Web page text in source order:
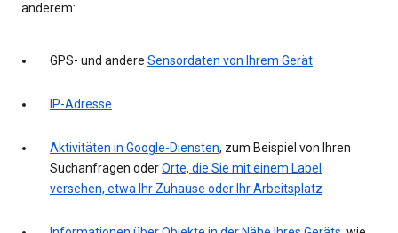
anderem:
GPS- und andere Sensordaten von Ihrem Gerät
IP-Adresse
Aktivitäten in Google-Diensten, zum Beispiel von Ihren
Suchanfragen oderOrte, die Sie mit einem Label
versehen, etwa Ihr Zuhause oder Ihr Arbeitsplatz